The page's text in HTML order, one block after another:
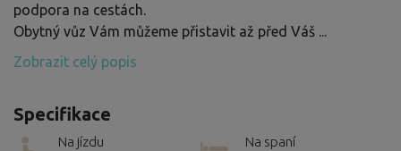
podpora na cestách.
Obytný vůz Vám můžeme přistavit až před Váš ...
Zobrazit celý popis
Specifikace
Na jízdu Na spaní